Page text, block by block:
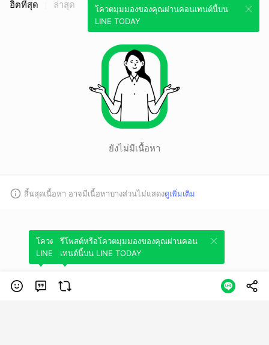
โควตมุมมองของคุณผ่านคอนเทนต์นี้บน
LINE TODAY
ฮิตที่สุด ล่าสุด
ยังไม่มีเนื้อหา
สิ้นสุดเนื้อหา อาจมีเนื้อหาบางส่วนไม่แสดงดูเพิ่มเติม
โควตมุมมองของคุณผ่านคอนเทนต์นี้บน
LINE TODAY
รีโพสต์หรือโควตมุมมองของคุณผ่านคอน
เทนต์นี้บน LINE TODAY